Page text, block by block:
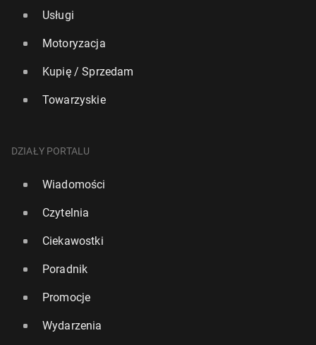
Usługi
Motoryzacja
Kupię / Sprzedam
Towarzyskie
DZIAŁY PORTALU
Wiadomości
Czytelnia
Ciekawostki
Poradnik
Promocje
Wydarzenia